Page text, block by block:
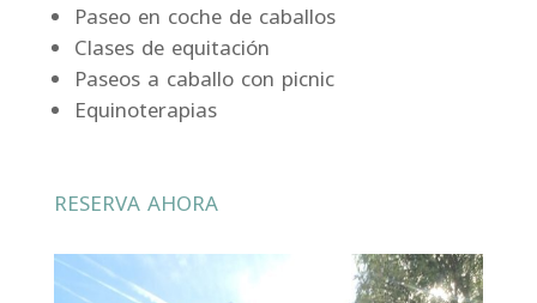
Paseo en coche de caballos
Clases de equitación
Paseos a caballo con picnic
Equinoterapias
RESERVA AHORA